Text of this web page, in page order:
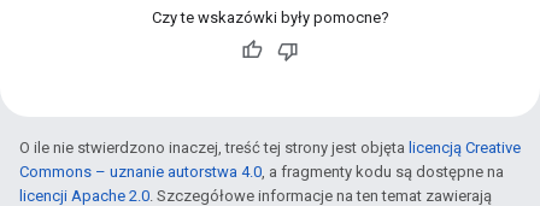
Czy te wskazówki były pomocne?
O ile nie stwierdzono inaczej, treść tej strony jest objęta licencją Creative
Commons – uznanie autorstwa 4.0, a fragmenty kodu są dostępne na
licencji Apache 2.0. Szczegółowe informacje na ten temat zawierają